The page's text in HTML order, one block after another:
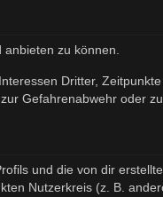
zu können.
Dritter,
Gefahrenabwehr oder
und die von dir
Nutzerkreis (z. B.